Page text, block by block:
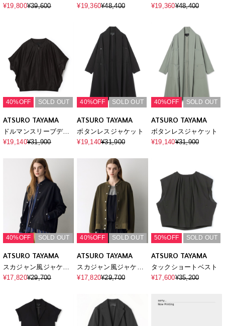
ルゾン
¥19,800¥39,600
レストコート
¥19,360¥48,400
レストコート
¥19,360¥48,400
40%OFF SOLD OUT
ATSURO TAYAMA
ドルマンスリーブデニ
ムブルゾン
¥19,140¥31,900
40%OFF SOLD OUT
ATSURO TAYAMA
ボタンレスジャケット
¥19,140¥31,900
40%OFF SOLD OUT
ATSURO TAYAMA
ボタンレスジャケット
¥19,140¥31,900
40%OFF SOLD OUT
ATSURO TAYAMA
スカジャン風ジャケッ
ト
¥17,820¥29,700
40%OFF SOLD OUT
ATSURO TAYAMA
スカジャン風ジャケッ
ト
¥17,820¥29,700
50%OFF SOLD OUT
ATSURO TAYAMA
タックショートベスト
¥17,600¥35,200